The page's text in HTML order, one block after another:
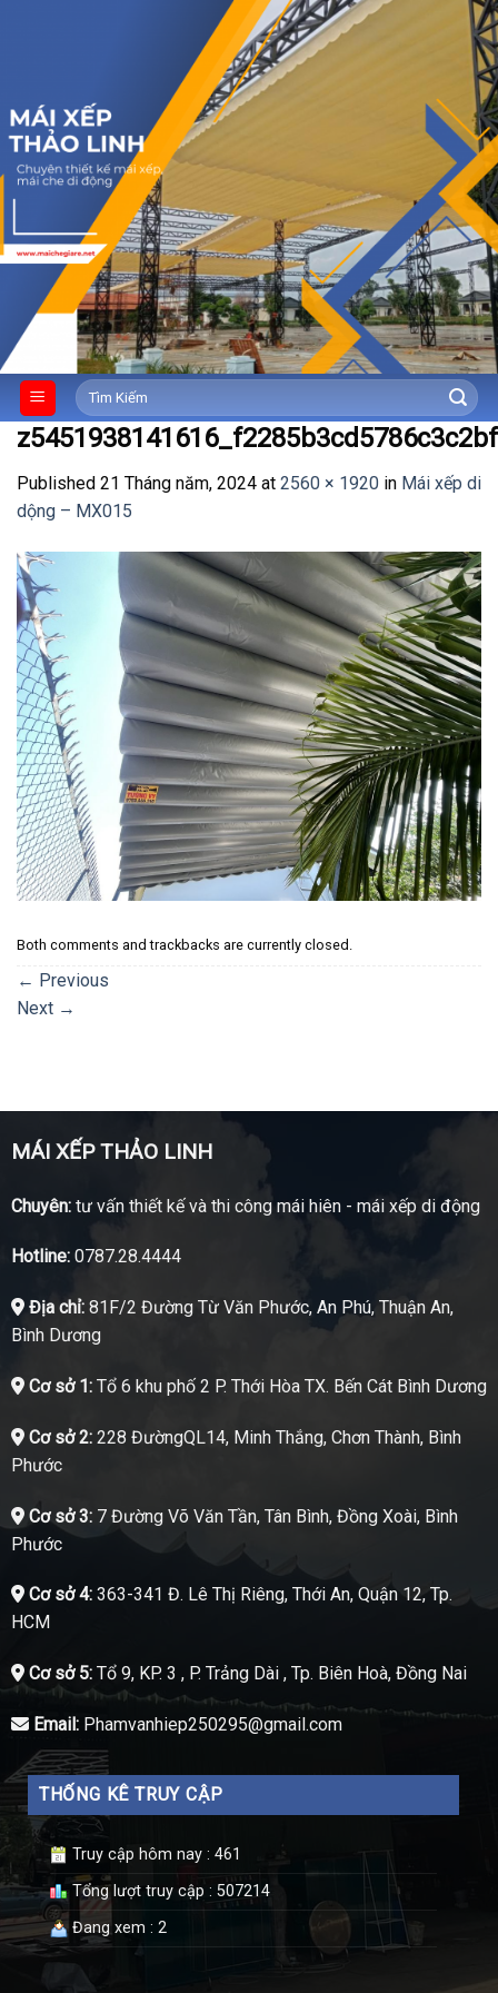
Tìm
kiếm:
Published 21 Tháng năm, 2024 at 2560 × 1920 in Mái xếp di
dộng – MX015
Both comments and trackbacks are currently closed.
← Previous
Next →
MÁI XẾP THẢO LINH
Chuyên:tư vấn thiết kế và thi công mái hiên - mái xếp di động
Hotline:0787.28.4444
Địa chỉ:81F/2 Đường Từ Văn Phước, An Phú, Thuận An,
Bình Dương
Cơ sở 1:Tổ 6 khu phố 2 P. Thới Hòa TX. Bến Cát Bình Dương
Cơ sở 2:228 ĐườngQL14, Minh Thắng, Chơn Thành, Bình
Phước
Cơ sở 3:7 Đường Võ Văn Tần, Tân Bình, Đồng Xoài, Bình
Phước
Cơ sở 4:363-341 Đ. Lê Thị Riêng, Thới An, Quận 12, Tp.
HCM
Cơ sở 5:Tổ 9, KP. 3 , P. Trảng Dài , Tp. Biên Hoà, Đồng Nai
Email:Phamvanhiep250295@gmail.com
THỐNG KÊ TRUY CẬP
Truy cập hôm nay : 461
Tổng lượt truy cập : 507214
Đang xem : 2